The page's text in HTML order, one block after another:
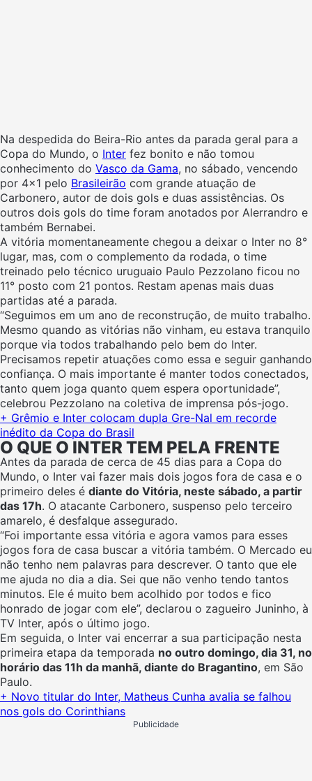
Na despedida do Beira-Rio antes da parada geral para a
Copa do Mundo, o Inter fez bonito e não tomou
conhecimento do Vasco da Gama, no sábado, vencendo
por 4×1 pelo Brasileirão com grande atuação de
Carbonero, autor de dois gols e duas assistências. Os
outros dois gols do time foram anotados por Alerrandro e
também Bernabei.
A vitória momentaneamente chegou a deixar o Inter no 8°
lugar, mas, com o complemento da rodada, o time
treinado pelo técnico uruguaio Paulo Pezzolano ficou no
11° posto com 21 pontos. Restam apenas mais duas
partidas até a parada.
“Seguimos em um ano de reconstrução, de muito trabalho.
Mesmo quando as vitórias não vinham, eu estava tranquilo
porque via todos trabalhando pelo bem do Inter.
Precisamos repetir atuações como essa e seguir ganhando
confiança. O mais importante é manter todos conectados,
tanto quem joga quanto quem espera oportunidade”,
celebrou Pezzolano na coletiva de imprensa pós-jogo.
+ Grêmio e Inter colocam dupla Gre-Nal em recorde
inédito da Copa do Brasil
O QUE O INTER TEM PELA FRENTE
Antes da parada de cerca de 45 dias para a Copa do
Mundo, o Inter vai fazer mais dois jogos fora de casa e o
primeiro deles é diante do Vitória, neste sábado, a partir
das 17h. O atacante Carbonero, suspenso pelo terceiro
amarelo, é desfalque assegurado.
“Foi importante essa vitória e agora vamos para esses
jogos fora de casa buscar a vitória também. O Mercado eu
não tenho nem palavras para descrever. O tanto que ele
me ajuda no dia a dia. Sei que não venho tendo tantos
minutos. Ele é muito bem acolhido por todos e fico
honrado de jogar com ele”, declarou o zagueiro Juninho, à
TV Inter, após o último jogo.
Em seguida, o Inter vai encerrar a sua participação nesta
primeira etapa da temporada no outro domingo, dia 31, no
horário das 11h da manhã, diante do Bragantino, em São
Paulo.
+ Novo titular do Inter, Matheus Cunha avalia se falhou
nos gols do Corinthians
Publicidade